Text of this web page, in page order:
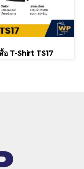
สื้อ T-Shirt TS17